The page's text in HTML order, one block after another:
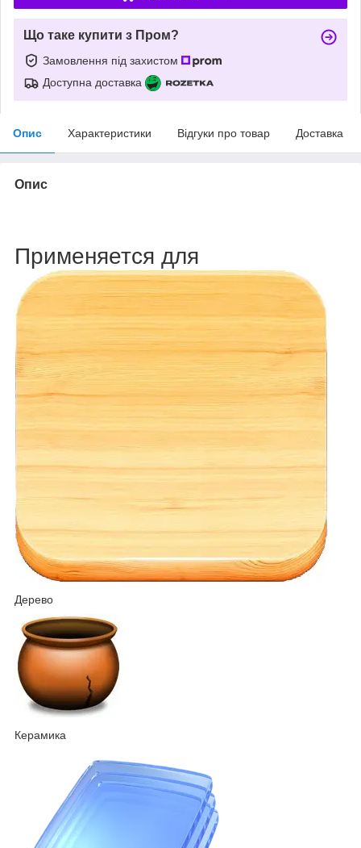
Що таке купити з Пром?
Замовлення під захистом
Доступна доставка
Опис Характеристики Відгуки про товар Доставка
Опис
Применяется для
Дерево
Керамика